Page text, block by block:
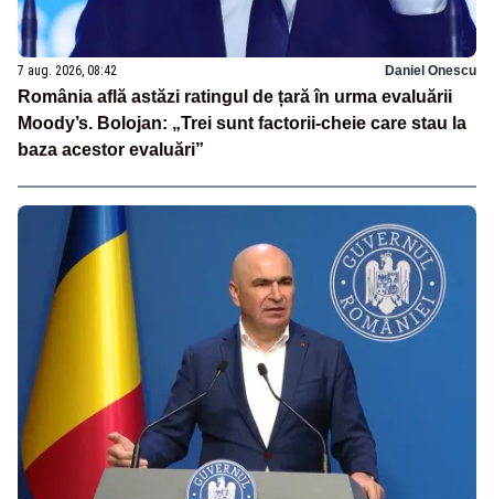
7 aug. 2026, 08:42 Daniel Onescu
România află astăzi ratingul de țară în urma evaluării
Moody’s. Bolojan: „Trei sunt factorii-cheie care stau la
baza acestor evaluări”